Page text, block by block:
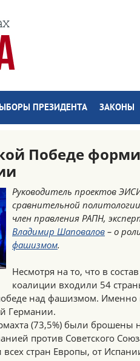
ПРЕЗИДЕНТА ЗАКОНЫ
Победе
Руководитель проектов
сравнительной
член правления РАПН,
Владимир Шаповалов – о
фашизмом.
Несмотря на то, что в
коалиции входили 54
над фашизмом.
Германии.
(73,5%) были брошены
против Советского
стран Европы, от